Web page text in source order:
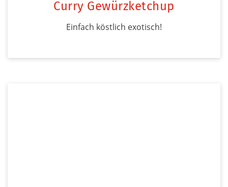
Curry Gewürzketchup
Einfach köstlich exotisch!